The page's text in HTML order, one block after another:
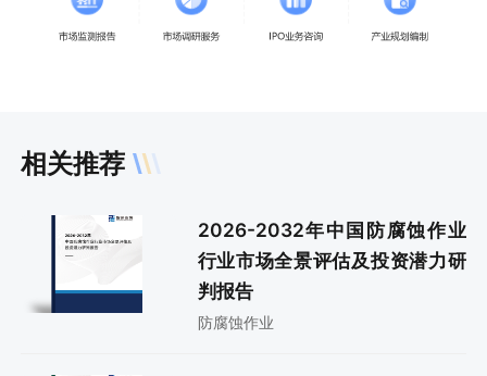
相关推荐
2026-2032年中国防腐蚀作业
行业市场全景评估及投资潜力研
判报告
防腐蚀作业